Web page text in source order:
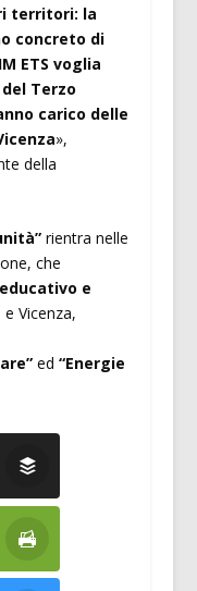
territori: la
concreto di
ETS voglia
Terzo
carico delle
»,
della
rientra nelle
che
e
Vicenza,
ed “Energie